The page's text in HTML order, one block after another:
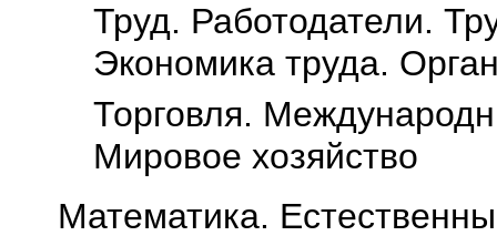
Труд. Работодатели.
Экономика труда.
Торговля.
Мировое хозяйство
Математика.